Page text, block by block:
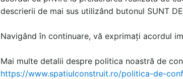
descrierii de mai sus utilizând butonul SUNT
Navigând în continuare, vă exprimați acordul
Mai multe detalii despre politica noastră de
https://www.spatiulconstruit.ro/politica-de-